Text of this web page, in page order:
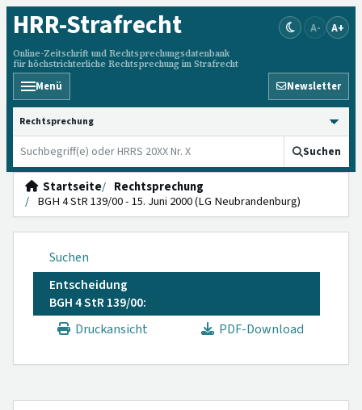
HRR-Strafrecht
Online-Zeitschrift und Rechtsprechungsdatenbank
für höchstrichterliche Rechtsprechung im Strafrecht
A- A+
Menü Newsletter
HRRS durchsuchen
Suchen
Startseite
Rechtsprechung
BGH 4 StR 139/00 - 15. Juni 2000 (LG Neubrandenburg)
Suchen
Entscheidung
BGH 4 StR 139/00:
Druckansicht
PDF-Download